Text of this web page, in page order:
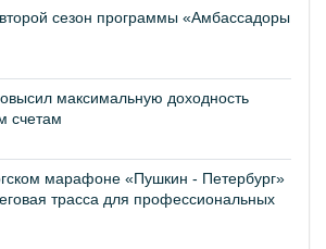
сезон программы «Амбассадоры
максимальную доходность
счетам
марафоне «Пушкин - Петербург»
трасса для профессиональных